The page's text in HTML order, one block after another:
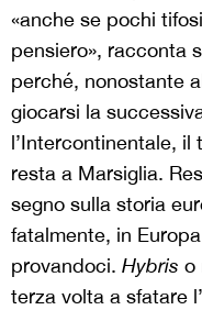
«anche se pochi
pensiero», racconta
perché, nonostante
giocarsi la
l’Intercontinentale, il
resta a Marsiglia.
segno sulla storia
fatalmente, in
provandoci. Hybris o
terza volta a sfatare